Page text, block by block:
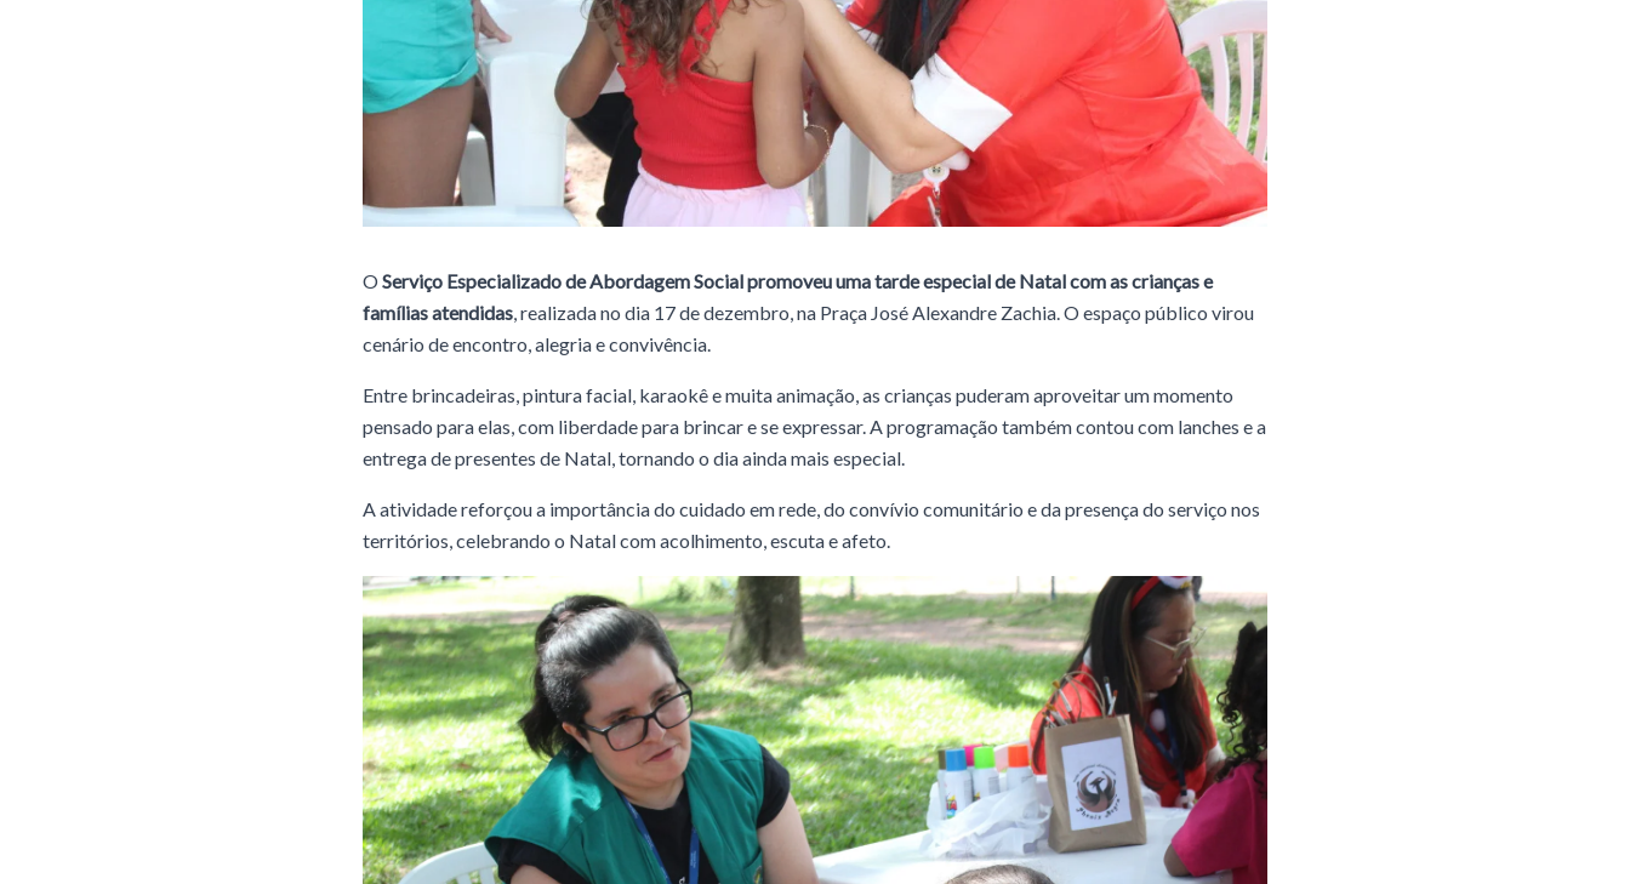
O Serviço Especializado de Abordagem Social promoveu uma tarde especial de Natal com as crianças e
famílias atendidas, realizada no dia 17 de dezembro, na Praça José Alexandre Zachia. O espaço público virou
cenário de encontro, alegria e convivência.
Entre brincadeiras, pintura facial, karaokê e muita animação, as crianças puderam aproveitar um momento
pensado para elas, com liberdade para brincar e se expressar. A programação também contou com lanches e a
entrega de presentes de Natal, tornando o dia ainda mais especial.
A atividade reforçou a importância do cuidado em rede, do convívio comunitário e da presença do serviço nos
territórios, celebrando o Natal com acolhimento, escuta e afeto.